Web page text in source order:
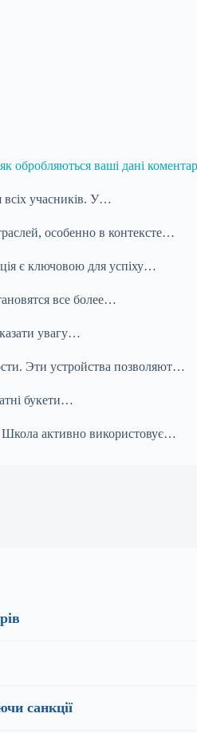
обробляються ваші дані
всіх учасників. У…
особенно в контексте…
є ключовою для успіху…
все более…
увагу…
Эти устройства позволяют…
букети…
Школа активно використовує…
санкції